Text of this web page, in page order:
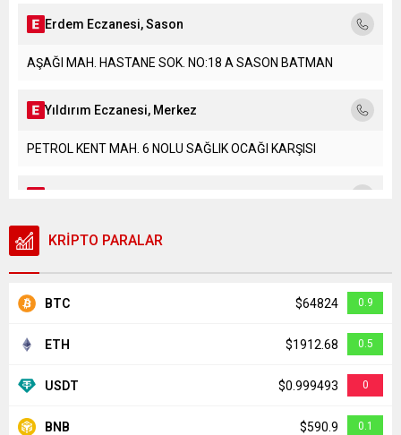
Erdem Eczanesi, Sason
AŞAĞI MAH. HASTANE SOK. NO:18 A SASON BATMAN
Yıldırım Eczanesi, Merkez
PETROL KENT MAH. 6 NOLU SAĞLIK OCAĞI KARŞISI
ÇAMLITEPE MAH TPAO BULVARI ÖZEL DÜNYA HASTANESİ
YANI
Işcan Eczanesi, Kozluk
TEPECİK MAH. 2404 SOK. YAŞAM KENT SİTESİ A BLOK NO:22
Z1 KOZLUK...
KRİPTO PARALAR
BTC $64824 0.9
ETH $1912.68 0.5
USDT $0.999493 0
BNB $590.9 0.1